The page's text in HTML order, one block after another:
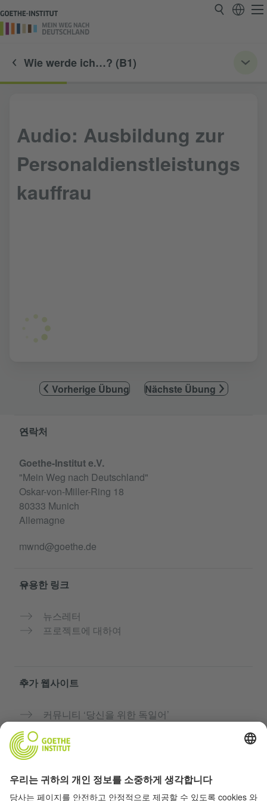
Wie werde ich…? (B1)
Audio: Ausbildung zur
Personaldienstleistungs
kauffrau
Vorherige Übung Nächste Übung
Service- und Informationsbereich
연락처
Goethe-Institut e.V.
"Mein Weg nach Deutschland"
Oskar-von-Miller-Ring 18
80333 Munich
Allemagne
mwnd@goethe.de
유용한 링크
뉴스레터
프로젝트에 대하여
추가 웹사이트
커뮤니티 ‘당신을 위한 독일어’
괴테 인스티투트의 독일어 과정